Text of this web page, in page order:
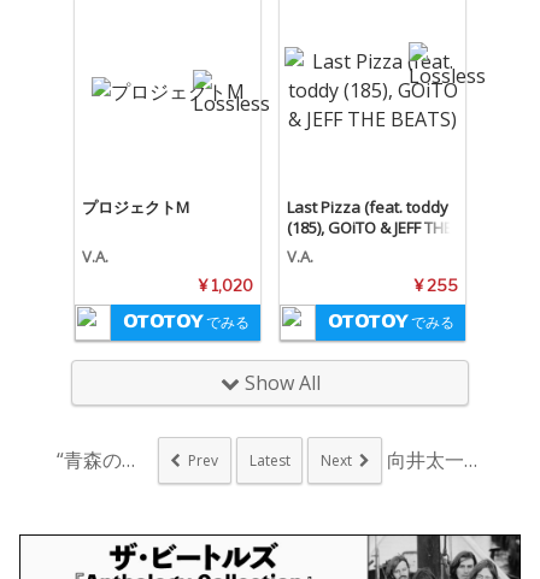
プロジェクトM
V.A.
¥ 1,020
でみる
Last Pizza (feat. toddy
(185), GOiTO & JEFF THE
BEATS)
V.A.
¥ 255
でみる
Show All
“青森の清志郎”が梅... Prev Latest Next 向井太一、原点回帰の...